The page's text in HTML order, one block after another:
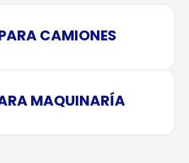
CAMIONES
MAQUINARÍA